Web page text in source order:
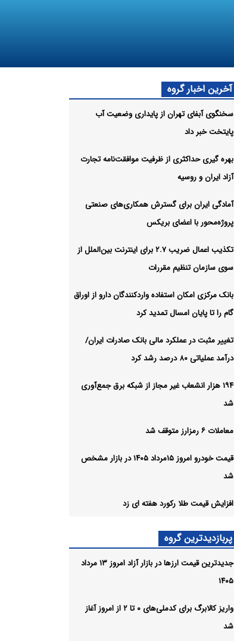
آخرین اخبار گروه
سخنگوی آبفای تهران از پایداری وضعیت آب
پایتخت خبر داد
بهره گیری حداکثری از ظرفیت موافقت‌نامه تجارت
آزاد ایران و روسیه
آمادگی ایران برای گسترش همکاری‌های صنعتی
پروژه‌محور با اعضای بریکس
تکذیب اعمال ضریب ۲.۷ برای اینترنت بین‌الملل از
سوی سازمان تنظیم مقررات
بانک مرکزی امکان استفاده واردکنندگان دارو از اوراق
گام را تا پایان امسال تمدید کرد
تغییر مثبت در عملکرد مالی بانک صادرات ایران/
درآمد عملیاتی ۸۰ درصد رشد کرد
۱۹۴ هزار انشعاب غیر مجاز از شبکه برق جمع‌آوری
شد
معاملات ۶ رمزارز متوقف شد
قیمت خودرو امروز ۱۵مرداد ۱۴۰۵ در بازار مشخص
شد
افزایش قیمت طلا رکورد هفته ای زد
پربازدیدترین گروه
جدیدترین قیمت ارزها در بازار آزاد امروز ۱۳ مرداد
۱۴۰۵
واریز کالابرگ برای کدملی‌های ۰ تا ۲ از امروز آغاز
شد